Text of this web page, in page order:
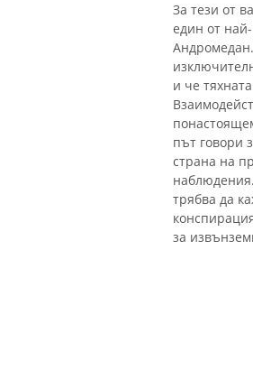
За тези от
един от
и че
път говори
страна на
трябва да
за